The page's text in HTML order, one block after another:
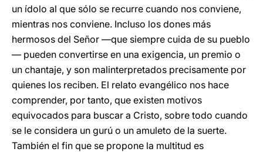
un ídolo al que sólo se recurre cuando nos conviene,
mientras nos conviene. Incluso los dones más
hermosos del Señor —que siempre cuida de su pueblo
— pueden convertirse en una exigencia, un premio o
un chantaje, y son malinterpretados precisamente por
quienes los reciben. El relato evangélico nos hace
comprender, por tanto, que existen motivos
equivocados para buscar a Cristo, sobre todo cuando
se le considera un gurú o un amuleto de la suerte.
También el fin que se propone la multitud es